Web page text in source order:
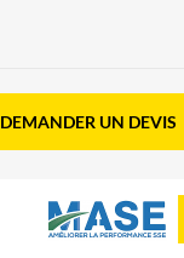
DEMANDER UN DEVIS